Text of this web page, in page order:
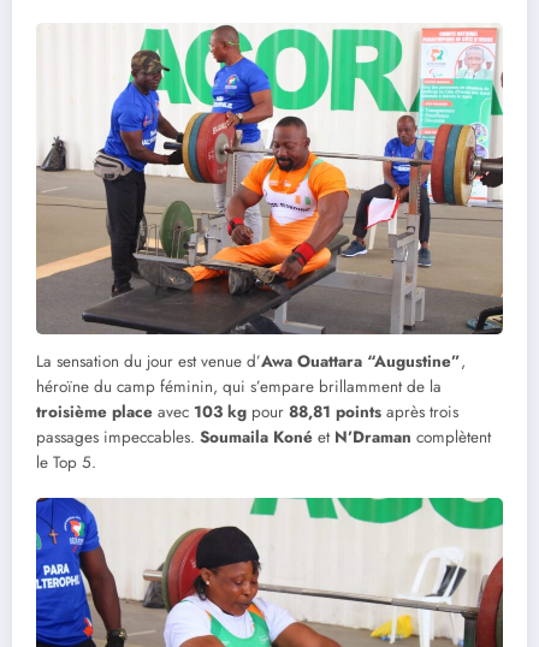
La sensation du jour est venue d’Awa Ouattara “Augustine”,
héroïne du camp féminin, qui s’empare brillamment de la
troisième place avec 103 kg pour 88,81 points après trois
passages impeccables. Soumaila Koné et N’Draman complètent
le Top 5.